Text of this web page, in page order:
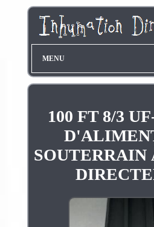
MENU
100 FT 8/3
SOUTERRAIN